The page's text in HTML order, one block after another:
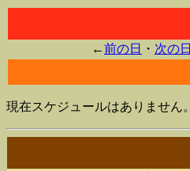
←前の日 ・ 次の日
現在スケジュールはありません。